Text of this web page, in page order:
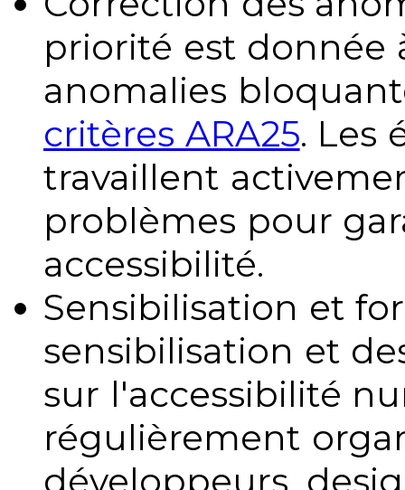
priorité est donnée
anomalies
critères ARA25. Les
travaillent
problèmes pour
accessibilité.
Sensibilisation et
sensibilisation et
sur l'accessibilité
régulièrement